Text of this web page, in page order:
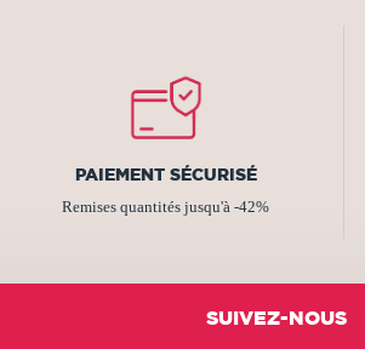
PAIEMENT SÉCURISÉ
Remises quantités jusqu'à -42%
SUIVEZ-NOUS